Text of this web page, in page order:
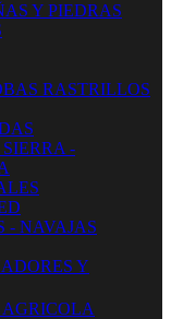
Y PIEDRAS
RASTRILLOS
-
- NAVAJAS
Y